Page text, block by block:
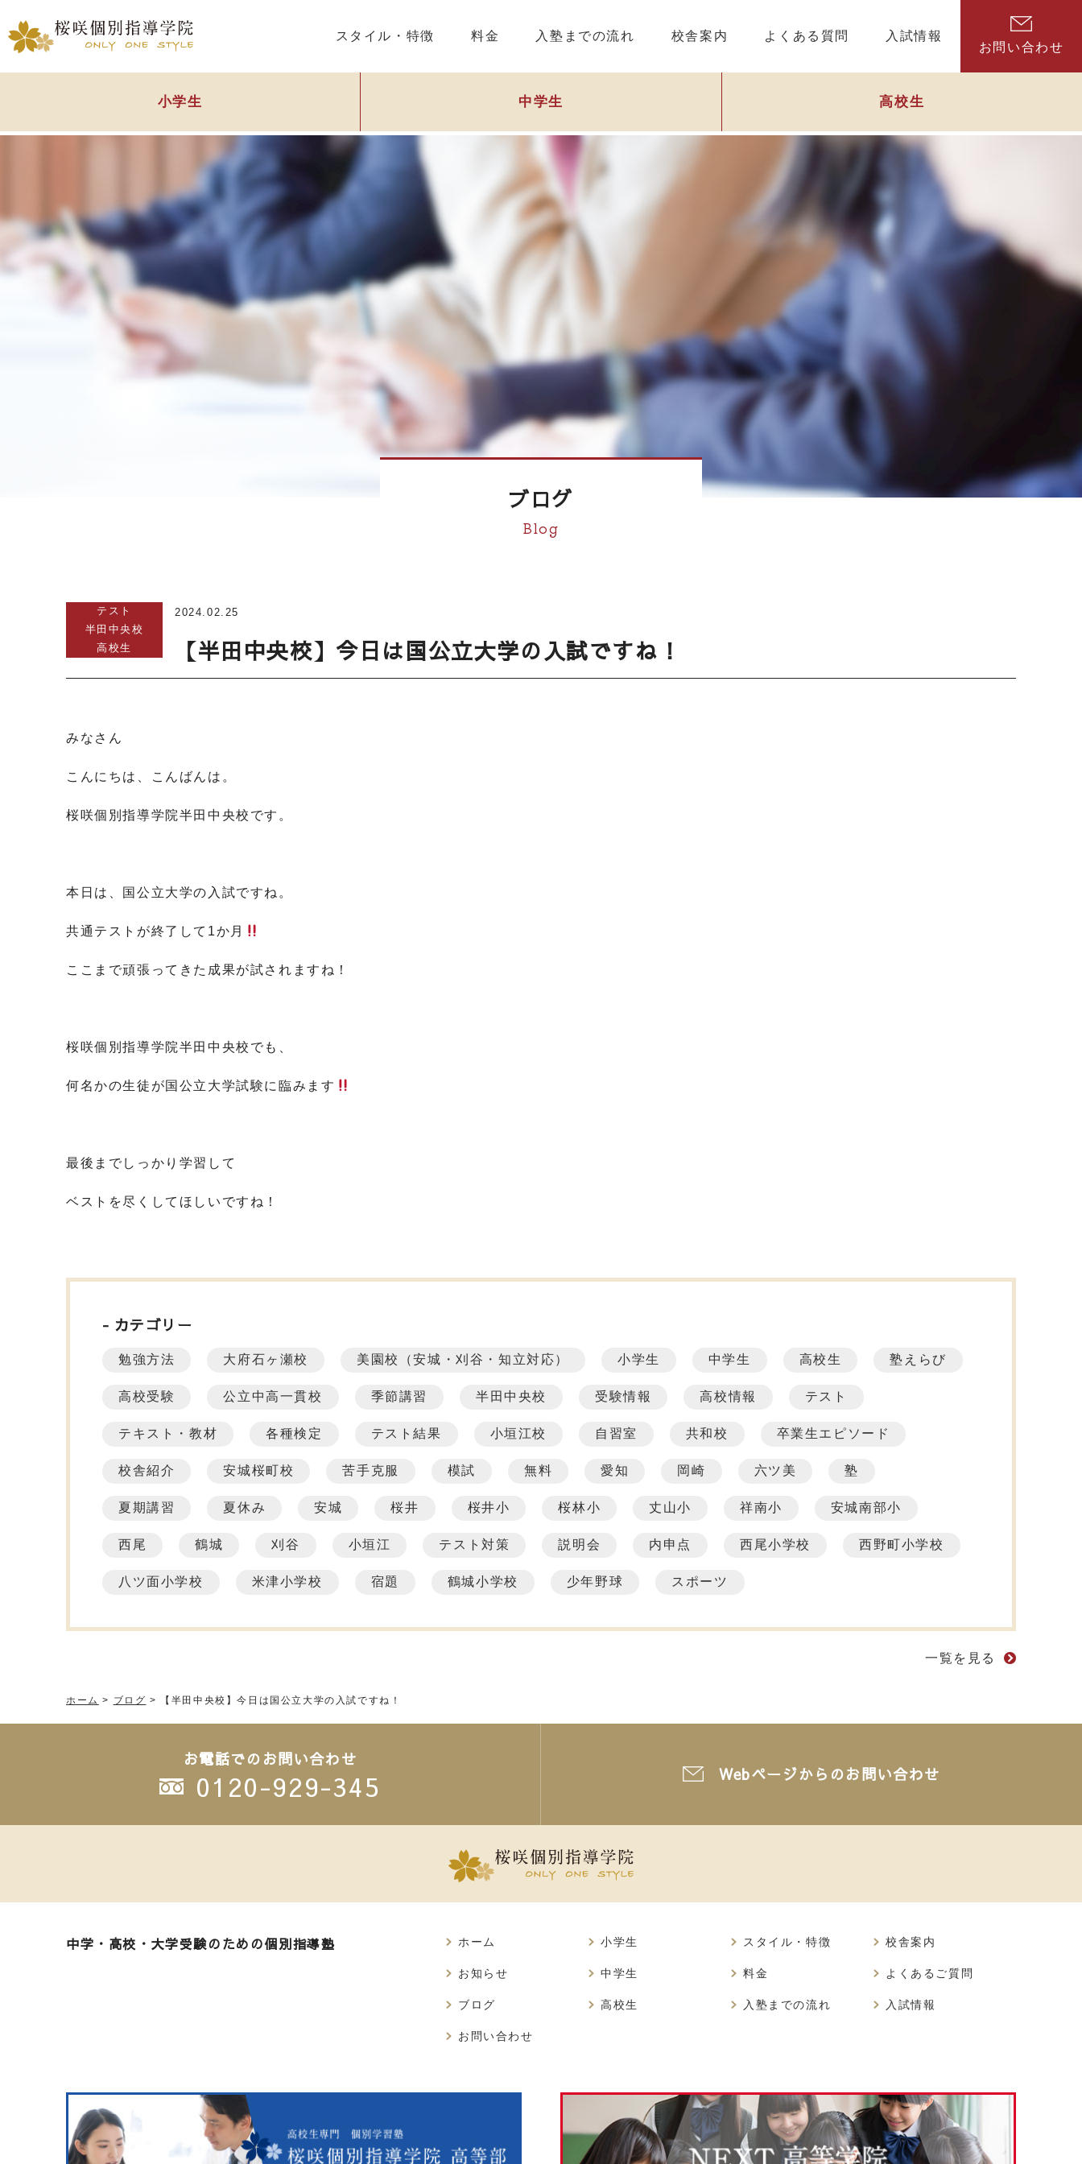
スタイル・特徴 料金 入塾までの流れ 校舎案内 よくある質問
入試情報
お問い合わせ
小学生 中学生 高校生
ブログ
Blog
テスト
半田中央校
高校生
2024.02.25
【半田中央校】今日は国公立大学の入試ですね！
みなさん
こんにちは、こんばんは。
桜咲個別指導学院半田中央校です。
本日は、国公立大学の入試ですね。
共通テストが終了して1か月
ここまで頑張ってきた成果が試されますね！
桜咲個別指導学院半田中央校でも、
何名かの生徒が国公立大学試験に臨みます
最後までしっかり学習して
ベストを尽くしてほしいですね！
カテゴリー
勉強方法 大府石ヶ瀬校 美園校（安城・刈谷・知立対応） 小学生 中学生 高校生 塾えらび
高校受験 公立中高一貫校 季節講習 半田中央校 受験情報 高校情報 テスト
テキスト・教材 各種検定 テスト結果 小垣江校 自習室 共和校 卒業生エピソード
校舎紹介 安城桜町校 苦手克服 模試 無料 愛知 岡崎 六ツ美 塾
夏期講習 夏休み 安城 桜井 桜井小 桜林小 丈山小 祥南小 安城南部小
西尾 鶴城 刈谷 小垣江 テスト対策 説明会 内申点 西尾小学校 西野町小学校
八ツ面小学校 米津小学校 宿題 鶴城小学校 少年野球 スポーツ
一覧を見る
ホーム > ブログ > 【半田中央校】今日は国公立大学の入試ですね！
お電話でのお問い合わせ
0120-929-345 Webページからのお問い合わせ
中学・高校・大学受験のための個別指導塾 ホーム
お知らせ
ブログ
お問い合わせ
小学生
中学生
高校生
スタイル・特徴
料金
入塾までの流れ
校舎案内
よくあるご質問
入試情報